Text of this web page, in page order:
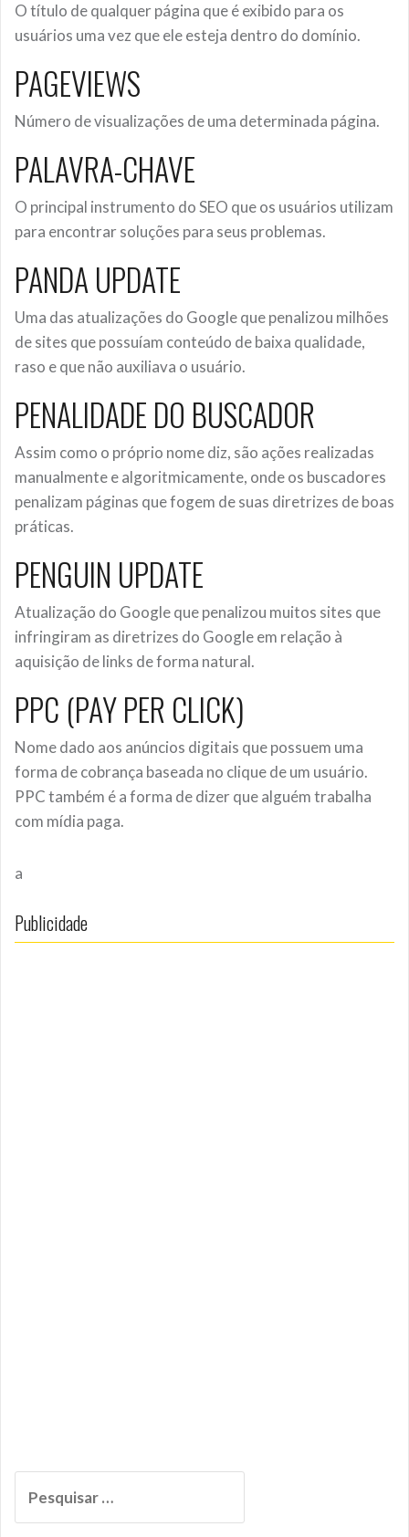
O título de qualquer página que é exibido para os
usuários uma vez que ele esteja dentro do domínio.
PAGEVIEWS
Número de visualizações de uma determinada página.
PALAVRA-CHAVE
O principal instrumento do SEO que os usuários utilizam
para encontrar soluções para seus problemas.
PANDA UPDATE
Uma das atualizações do Google que penalizou milhões
de sites que possuíam conteúdo de baixa qualidade,
raso e que não auxiliava o usuário.
PENALIDADE DO BUSCADOR
Assim como o próprio nome diz, são ações realizadas
manualmente e algoritmicamente, onde os buscadores
penalizam páginas que fogem de suas diretrizes de boas
práticas.
PENGUIN UPDATE
Atualização do Google que penalizou muitos sites que
infringiram as diretrizes do Google em relação à
aquisição de links de forma natural.
PPC (PAY PER CLICK)
Nome dado aos anúncios digitais que possuem uma
forma de cobrança baseada no clique de um usuário.
PPC também é a forma de dizer que alguém trabalha
com mídia paga.
a
Publicidade
por: